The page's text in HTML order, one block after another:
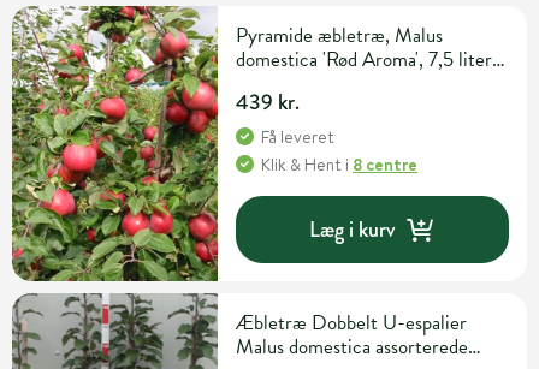
Pyramide æbletræ, Malus
domestica 'Rød Aroma', 7,5 liter
439 kr.
Få leveret
Klik & Hent i 8 centre
Læg i kurv
Æbletræ Dobbelt U-espalier
Malus domestica assorterede